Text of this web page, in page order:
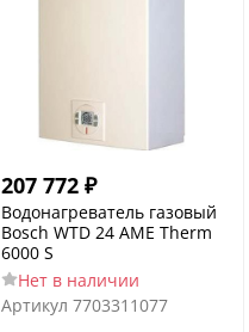
207 772 ₽
Водонагреватель газовый
Bosch WTD 24 AME Therm
6000 S
Нет в наличии
Артикул 7703311077